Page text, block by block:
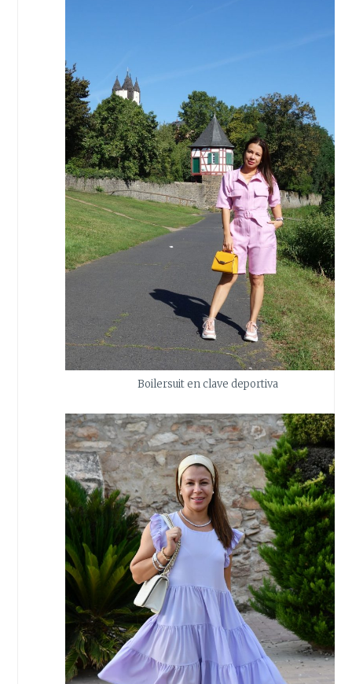
Boilersuit en clave deportiva